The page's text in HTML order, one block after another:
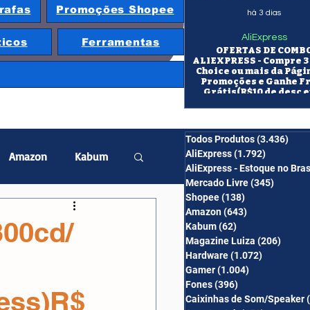
Promoções Shopee
Ferramentas
OFERTAS DE
ALIEXPRESS - Compre
Choice ou mais da
Promoções e Ganhe
Grátis(R$10 de desc
AliExpress
há 3 dias
Amazon Kabum
Projetor
Todos Produtos(3.436)
AliExpress(1.792)
AliExpress - Estoque no
Mercado Livre(345)
Shopee(138)
Amazon(643)
Kabum(62)
Magazine Luiza (206)
Hardware(1.072)
Gamer(1.004)
Fones(396)
Caixinhas de Som/Speaker